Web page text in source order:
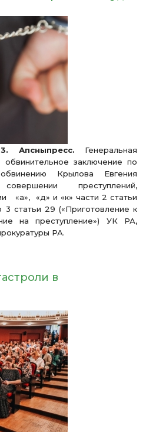
Апсныпресс. Генеральная
заключение по
Крылова Евгения
преступлений,
«а», «д» и «к» части 2 статьи
статьи 29 («Приготовление к
на преступление») УК РА,
РА.
в